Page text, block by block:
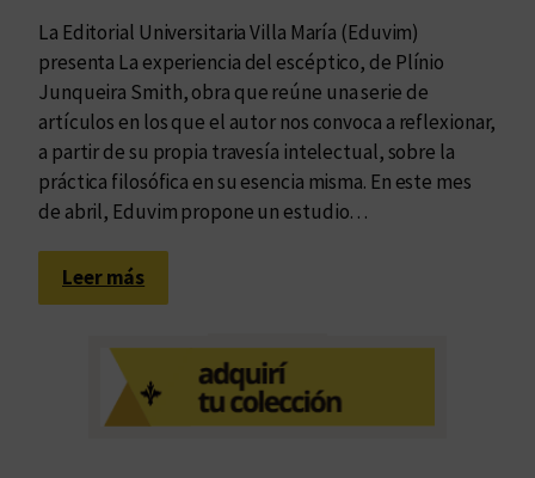
La Editorial Universitaria Villa María (Eduvim)
presenta La experiencia del escéptico, de Plínio
Junqueira Smith, obra que reúne una serie de
artículos en los que el autor nos convoca a reflexionar,
a partir de su propia travesía intelectual, sobre la
práctica filosófica en su esencia misma. En este mes
de abril, Eduvim propone un estudio…
Leer más:
L
x
p